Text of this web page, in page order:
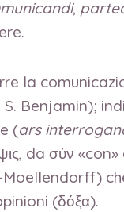
,
la
S. Benjamin);
(ars
da σύν
Moellendorff)
(δόξα).